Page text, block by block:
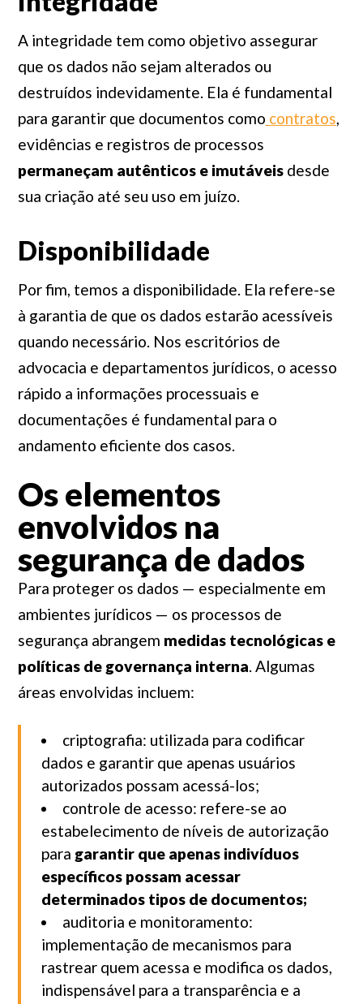
A integridade tem como objetivo assegurar
que os dados não sejam alterados ou
destruídos indevidamente. Ela é fundamental
para garantir que documentos como contratos,
evidências e registros de processos
permaneçam autênticos e imutáveisdesde
sua criação até seu uso em juízo.
Disponibilidade
Por fim, temos a disponibilidade. Ela refere-se
à garantia de que os dados estarão acessíveis
quando necessário. Nos escritórios de
advocacia e departamentos jurídicos, o acesso
rápido a informações processuais e
documentações é fundamental para o
andamento eficiente dos casos.
Os elementos
envolvidos na
segurança de dados
Para proteger os dados — especialmente em
ambientes jurídicos — os processos de
segurança abrangem medidas tecnológicas e
políticas de governança interna. Algumas
áreas envolvidas incluem:
criptografia: utilizada para codificar
dados e garantir que apenas usuários
autorizados possam acessá-los;
controle de acesso: refere-se ao
estabelecimento de níveis de autorização
para garantir que apenas indivíduos
específicos possam acessar
determinados tipos de documentos;
auditoria e monitoramento:
implementação de mecanismos para
rastrear quem acessa e modifica os dados,
indispensável para a transparência e a